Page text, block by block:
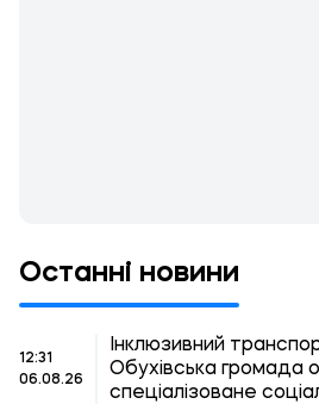
Останні новини
12:31
06.08.26
Інклюзивний
Обухівська громада
спеціалізоване